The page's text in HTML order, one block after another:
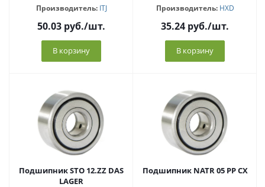
Производитель: ITJ
50.03 руб./шт.
В корзину
Производитель: HXD
35.24 руб./шт.
В корзину
Подшипник STO 12.ZZ DAS
LAGER
Подшипник NATR 05 PP CX